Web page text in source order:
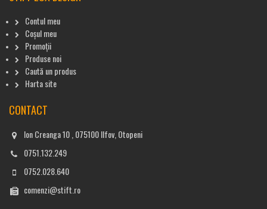
Contul meu
Coșul meu
Promoții
Produse noi
Caută un produs
Harta site
CONTACT
Ion Creanga 10 , 075100 Ilfov, Otopeni
0751.132.249
0752.028.640
comenzi@stift.ro